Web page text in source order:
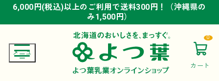
6,000円(税込)以上のご利用で送料300円！（沖縄県の
み1,500円）
6,000円(税込)以上のご利用で送料300円！（沖縄県の
み1,500円）
6,000円(税込)以上のご利用で送料300円！（沖縄県の
み1,500円）
カート
0